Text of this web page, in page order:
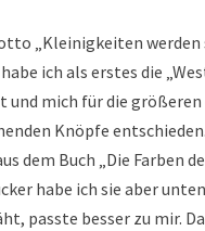
„Kleinigkeiten
ich als erstes die
und mich für die größeren
Knöpfe
dem Buch „Die Farben
habe ich sie aber
passte besser zu mir.